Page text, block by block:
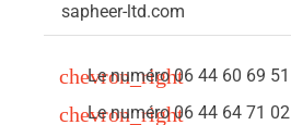
sapheer-ltd.com
Le numéro06 44 60 69 51
Le numéro 06 44 64 71 02